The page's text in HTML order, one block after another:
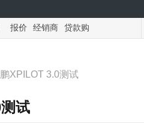
报价 经销商 贷款购
XPILOT 3.0测试
试